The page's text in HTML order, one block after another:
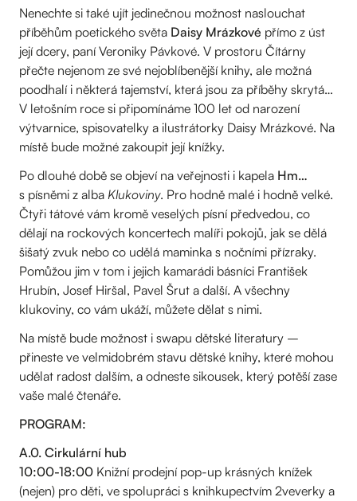
Nenechte si také ujít jedinečnou možnost naslouchat
příběhům poetického světa Daisy Mrázkové přímo z úst
její dcery, paní Veroniky Pávkové. V prostoru Čítárny
přečte nejenom ze své nejoblíbenější knihy, ale možná
poodhalí i některá tajemství, která jsou za příběhy skrytá…
V letošním roce si připomínáme 100 let od narození
výtvarnice, spisovatelky a ilustrátorky Daisy Mrázkové. Na
místě bude možné zakoupit její knížky.
Po dlouhé době se objeví na veřejnosti i kapela Hm…
s písněmi z alba Klukoviny. Pro hodně malé i hodně velké.
Čtyři tátové vám kromě veselých písní předvedou, co
dělají na rockových koncertech malíři pokojů, jak se dělá
šišatý zvuk nebo co udělá maminka s nočními přízraky.
Pomůžou jim v tom i jejich kamarádi básníci František
Hrubín, Josef Hiršal, Pavel Šrut a další. A všechny
klukoviny, co vám ukáží, můžete dělat s nimi.
Na místě bude možnost i swapu dětské literatury –
přineste ve velmidobrém stavu dětské knihy, které mohou
udělat radost dalším, a odneste sikousek, který potěší zase
vaše malé čtenáře.
PROGRAM:
A.0. Cirkulární hub
10:00-18:00 Knižní prodejní pop-up krásných knížek
(nejen) pro děti, ve spolupráci s knihkupectvím 2veverky a